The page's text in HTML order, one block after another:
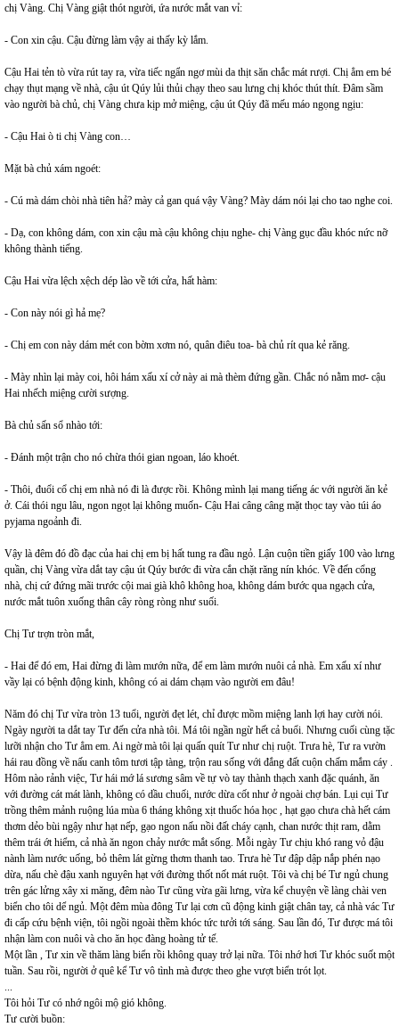
chị Vàng. Chị Vàng giật thót người, ứa nước mắt van vỉ:
- Con xin cậu. Cậu đừng làm vậy ai thấy kỳ lắm.
Cậu Hai tẻn tò vừa rút tay ra, vừa tiếc ngẩn ngơ mùi da thịt săn chắc mát rượi. Chị ẳm em bé
chạy thụt mạng về nhà, cậu út Qúy lủi thủi chạy theo sau lưng chị khóc thút thít. Đâm sầm
vào người bà chủ, chị Vàng chưa kịp mở miệng, cậu út Qúy đã mếu máo ngọng ngịu:
- Cậu Hai ò ti chị Vàng con…
Mặt bà chủ xám ngoét:
- Cú mà dám chòi nhà tiên hả? mày cả gan quá vậy Vàng? Mày dám nói lại cho tao nghe coi.
- Dạ, con không dám, con xin cậu mà cậu không chịu nghe- chị Vàng gục đầu khóc nức nỡ
không thành tiếng.
Cậu Hai vừa lệch xệch dép lào về tới cửa, hất hàm:
- Con này nói gì hả mẹ?
- Chị em con này dám mét con bờm xơm nó, quân điêu toa- bà chủ rít qua kẻ răng.
- Mày nhìn lại mày coi, hôi hám xấu xí cở này ai mà thèm đứng gần. Chắc nó nằm mơ- cậu
Hai nhếch miệng cười sượng.
Bà chủ sấn sổ nhào tới:
- Đánh một trận cho nó chừa thói gian ngoan, láo khoét.
- Thôi, đuổi cổ chị em nhà nó đi là được rồi. Không mình lại mang tiếng ác với người ăn kẻ
ở. Cái thói ngu lâu, ngon ngọt lại không muốn- Cậu Hai câng câng mặt thọc tay vào túi áo
pyjama ngoảnh đi.
Vậy là đêm đó đồ đạc của hai chị em bị hất tung ra đầu ngỏ. Lận cuộn tiền giấy 100 vào lưng
quần, chị Vàng vừa dắt tay cậu út Qúy bước đi vừa cắn chặt răng nín khóc. Về đến cổng
nhà, chị cứ đứng mãi trước cội mai già khô không hoa, không dám bước qua ngạch cửa,
nước mắt tuôn xuống thân cây ròng ròng như suối.
Chị Tư trợn tròn mắt,
- Hai để đó em, Hai đừng đi làm mướn nữa, để em làm mướn nuôi cả nhà. Em xấu xí như
vầy lại có bệnh động kinh, không có ai dám chạm vào người em đâu!
Năm đó chị Tư vừa tròn 13 tuổi, người đẹt lét, chỉ được mồm miệng lanh lợi hay cười nói.
Ngày người ta dắt tay Tư đến cửa nhà tôi. Má tôi ngần ngừ hết cả buổi. Nhưng cuối cùng tặc
lưỡi nhận cho Tư ẳm em. Ai ngờ mà tôi lại quấn quít Tư như chị ruột. Trưa hè, Tư ra vườn
hái rau đồng về nấu canh tôm tươi tập tàng, trộn rau sống với đắng đất cuộn chấm mắm cáy .
Hôm nào rảnh việc, Tư hái mớ lá sương sâm về tự vò tay thành thạch xanh đặc quánh, ăn
với đường cát mát lành, không có dầu chuối, nước dừa cốt như ở ngoài chợ bán. Lụi cụi Tư
trồng thêm mảnh ruộng lúa mùa 6 tháng không xịt thuốc hóa học , hạt gạo chưa chà hết cám
thơm dẻo bùi ngậy như hạt nếp, gạo ngon nấu nồi đất cháy cạnh, chan nước thịt ram, dằm
thêm trái ớt hiểm, cả nhà ăn ngon chảy nước mắt sống. Mỗi ngày Tư chịu khó rang vỏ đậu
nành làm nước uống, bỏ thêm lát gừng thơm thanh tao. Trưa hè Tư đập dập nắp phén nạo
dừa, nấu chè đậu xanh nguyên hạt với đường thốt nốt mát ruột. Tôi và chị bé Tư ngủ chung
trên gác lửng xây xi măng, đêm nào Tư cũng vừa gãi lưng, vừa kể chuyện về làng chài ven
biển cho tôi dể ngủ. Một đêm mùa đông Tư lại cơn cũ động kinh giật chân tay, cả nhà vác Tư
đi cấp cứu bệnh viện, tôi ngồi ngoài thềm khóc tức tưởi tới sáng. Sau lần đó, Tư được má tôi
nhận làm con nuôi và cho ăn học đàng hoàng tử tế.
Một lần , Tư xin về thăm làng biển rồi không quay trở lại nữa. Tôi nhớ hơi Tư khóc suốt một
tuần. Sau rồi, người ở quê kể Tư vô tình mà được theo ghe vượt biển trót lọt.
...
Tôi hỏi Tư có nhớ ngôi mộ gió không.
Tư cười buồn: